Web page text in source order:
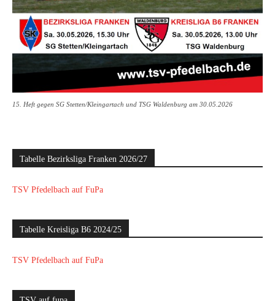
15. Heft gegen SG Stetten/Kleingartach und TSG Waldenburg am 30.05.2026
Tabelle Bezirksliga Franken 2026/27
TSV Pfedelbach auf FuPa
Tabelle Kreisliga B6 2024/25
TSV Pfedelbach auf FuPa